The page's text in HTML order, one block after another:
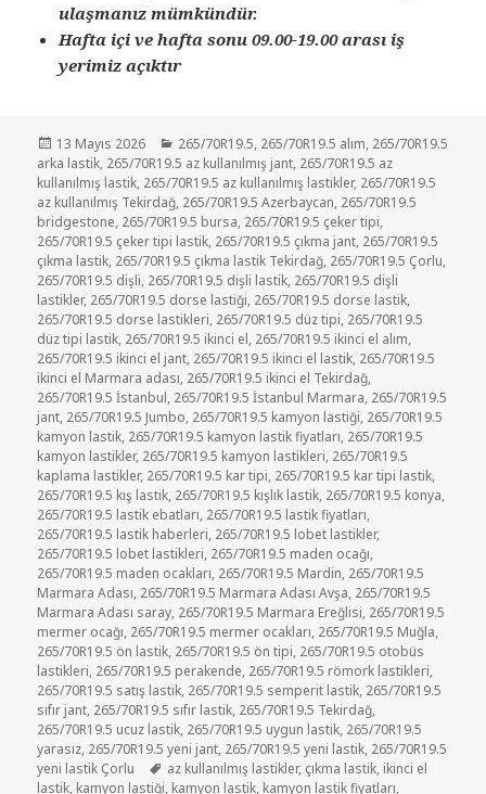
ulaşmanız mümkündür.
Hafta içi ve hafta sonu 09.00-19.00 arası iş
yerimiz açıktır
Yayın
tarihi
13 Mayıs 2026 Kategoriler
265/70R19.5, 265/70R19.5 alım, 265/70R19.5
arka lastik, 265/70R19.5 az kullanılmış jant, 265/70R19.5 az
kullanılmış lastik, 265/70R19.5 az kullanılmış lastikler, 265/70R19.5
az kullanılmış Tekirdağ, 265/70R19.5 Azerbaycan, 265/70R19.5
bridgestone, 265/70R19.5 bursa, 265/70R19.5 çeker tipi,
265/70R19.5 çeker tipi lastik, 265/70R19.5 çıkma jant, 265/70R19.5
çıkma lastik, 265/70R19.5 çıkma lastik Tekirdağ, 265/70R19.5 Çorlu,
265/70R19.5 dişli, 265/70R19.5 dişli lastik, 265/70R19.5 dişli
lastikler, 265/70R19.5 dorse lastiği, 265/70R19.5 dorse lastik,
265/70R19.5 dorse lastikleri, 265/70R19.5 düz tipi, 265/70R19.5
düz tipi lastik, 265/70R19.5 ikinci el, 265/70R19.5 ikinci el alım,
265/70R19.5 ikinci el jant, 265/70R19.5 ikinci el lastik, 265/70R19.5
ikinci el Marmara adası, 265/70R19.5 ikinci el Tekirdağ,
265/70R19.5 İstanbul, 265/70R19.5 İstanbul Marmara, 265/70R19.5
jant, 265/70R19.5 Jumbo, 265/70R19.5 kamyon lastiği, 265/70R19.5
kamyon lastik, 265/70R19.5 kamyon lastik fiyatları, 265/70R19.5
kamyon lastikler, 265/70R19.5 kamyon lastikleri, 265/70R19.5
kaplama lastikler, 265/70R19.5 kar tipi, 265/70R19.5 kar tipi lastik,
265/70R19.5 kış lastik, 265/70R19.5 kışlık lastik, 265/70R19.5 konya,
265/70R19.5 lastik ebatları, 265/70R19.5 lastik fiyatları,
265/70R19.5 lastik haberleri, 265/70R19.5 lobet lastikler,
265/70R19.5 lobet lastikleri, 265/70R19.5 maden ocağı,
265/70R19.5 maden ocakları, 265/70R19.5 Mardin, 265/70R19.5
Marmara Adası, 265/70R19.5 Marmara Adası Avşa, 265/70R19.5
Marmara Adası saray, 265/70R19.5 Marmara Ereğlisi, 265/70R19.5
mermer ocağı, 265/70R19.5 mermer ocakları, 265/70R19.5 Muğla,
265/70R19.5 ön lastik, 265/70R19.5 ön tipi, 265/70R19.5 otobüs
lastikleri, 265/70R19.5 perakende, 265/70R19.5 römork lastikleri,
265/70R19.5 satış lastik, 265/70R19.5 semperit lastik, 265/70R19.5
sıfır jant, 265/70R19.5 sıfır lastik, 265/70R19.5 Tekirdağ,
265/70R19.5 ucuz lastik, 265/70R19.5 uygun lastik, 265/70R19.5
yarasız, 265/70R19.5 yeni jant, 265/70R19.5 yeni lastik, 265/70R19.5
yeni lastik Çorlu
Etiketler
az kullanılmış lastikler, çıkma lastik, ikinci el
lastik, kamyon lastiği, kamyon lastik, kamyon lastik fiyatları,